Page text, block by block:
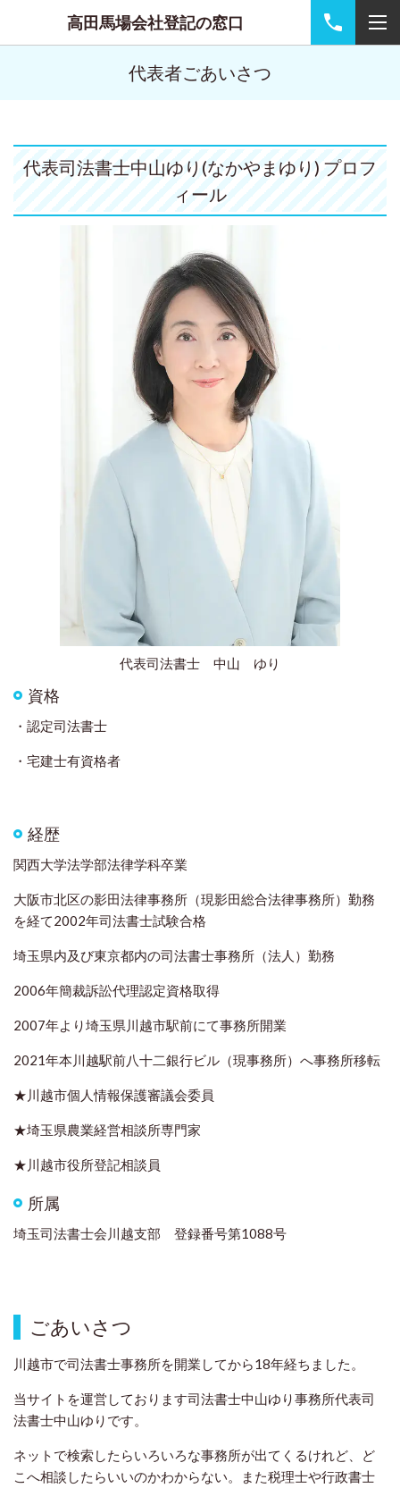
高田馬場会社登記の窓口
代表者ごあいさつ
代表司法書士中山ゆり(なかやまゆり) プロフ
ィール
代表司法書士 中山 ゆり
資格
・認定司法書士
・宅建士有資格者
経歴
関西大学法学部法律学科卒業
大阪市北区の影田法律事務所（現影田総合法律事務所）勤務
を経て2002年司法書士試験合格
埼玉県内及び東京都内の司法書士事務所（法人）勤務
2006年簡裁訴訟代理認定資格取得
2007年より埼玉県川越市駅前にて事務所開業
2021年本川越駅前八十二銀行ビル（現事務所）へ事務所移転
★川越市個人情報保護審議会委員
★埼玉県農業経営相談所専門家
★川越市役所登記相談員
所属
埼玉司法書士会川越支部 登録番号第1088号
ごあいさつ
川越市で司法書士事務所を開業してから18年経ちました。
当サイトを運営しております司法書士中山ゆり事務所代表司
法書士中山ゆりです。
ネットで検索したらいろいろな事務所が出てくるけれど、ど
こへ相談したらいいのかわからない。また税理士や行政書士